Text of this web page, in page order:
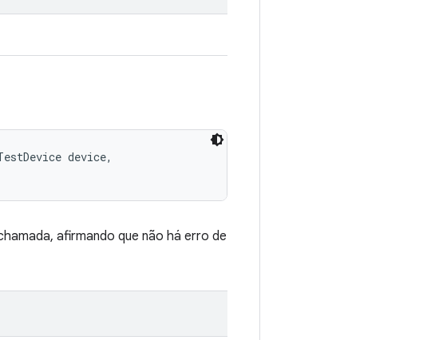
device,
afirmando que não há erro de